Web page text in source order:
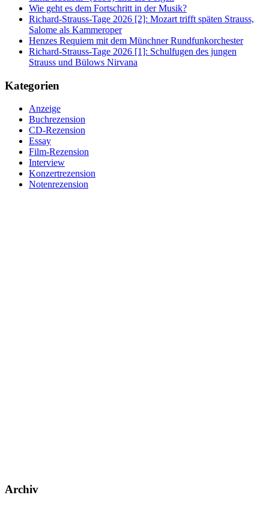
Wie geht es dem Fortschritt in der Musik?
Richard-Strauss-Tage 2026 [2]: Mozart trifft späten Strauss,
Salome als Kammeroper
Henzes Requiem mit dem Münchner Rundfunkorchester
Richard-Strauss-Tage 2026 [1]: Schulfugen des jungen
Strauss und Bülows Nirvana
Kategorien
Anzeige
Buchrezension
CD-Rezension
Essay
Film-Rezension
Interview
Konzertrezension
Notenrezension
Archiv